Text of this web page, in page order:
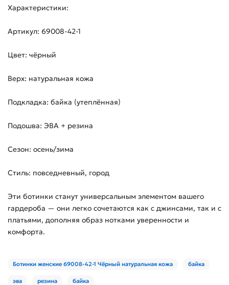
Характеристики:
Артикул: 69008-42-1
Цвет: чёрный
Верх: натуральная кожа
Подкладка: байка (утеплённая)
Подошва: ЭВА + резина
Сезон: осень/зима
Стиль: повседневный, город
Эти ботинки станут универсальным элементом вашего
гардероба — они легко сочетаются как с джинсами, так и с
платьями, дополняя образ нотками уверенности и
комфорта.
Ботинки женские 69008-42-1 Чёрный натуральная кожа байка
эва резина байка